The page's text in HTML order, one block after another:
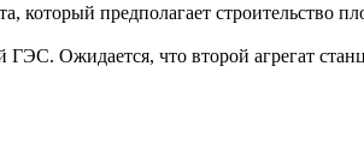
который предполагает строительство
Ожидается, что второй агрегат